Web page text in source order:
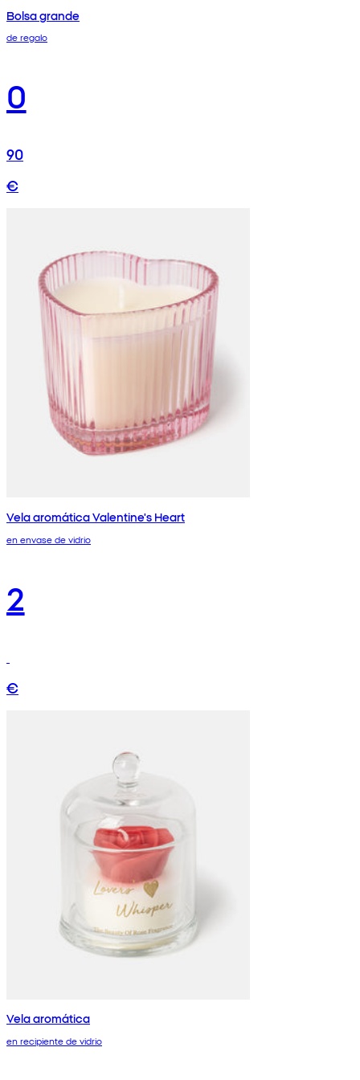
Bolsa grande
de regalo
0
90
€
Vela aromática Valentine's Heart
en envase de vidrio
2
€
Vela aromática
en recipiente de vidrio